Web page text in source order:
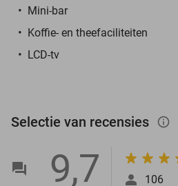
Mini-bar
Koffie- en theefaciliteiten
LCD-tv
Selectie van recensies info_outlined
9,7 106